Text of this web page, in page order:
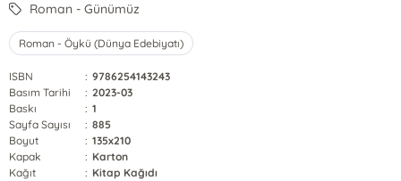
Roman - Günümüz
Roman - Öykü (Dünya Edebiyatı)
ISBN : 9786254143243
Basım Tarihi
: 2023-03
Baskı
: 1
Sayfa Sayısı
: 885
Boyut
: 135x210
Kapak
: Karton
Kağıt
: Kitap Kağıdı